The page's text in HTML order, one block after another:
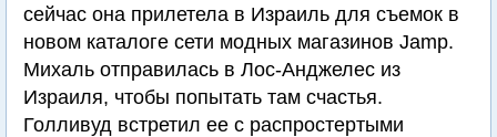
сейчас она прилетела в Израиль для съемок в
новом каталоге сети модных магазинов Jamp.
Михаль отправилась в Лос-Анджелес из
Израиля, чтобы попытать там счастья.
Голливуд встретил ее с распростертыми